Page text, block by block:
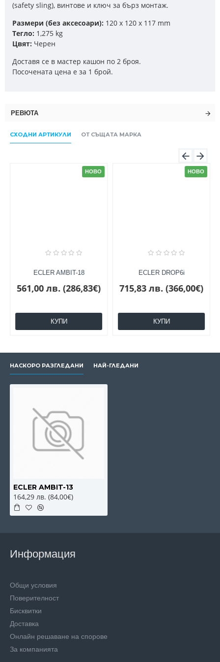
(safety sling), винтове и ключ за бърз монтаж.
Размери (без аксесоари): 120 x 120 x 117 mm
Тегло: 1,275 kg
Цвят: Черен
Доставя се в мастер кашон по 2 броя.
Посочената цена е за 1 брой.
РЕВЮТА
СХОДНИ АРТИКУЛИ ОТ СЪЩАТА МАРКА
НОВО
ECLER AMBIT-18
561,00 лв. (286,83€)
КУПИ
НОВО
ECLER DROP6i
715,83 лв. (366,00€)
КУПИ
НАСКОРО РАЗГЛЕДАНИ НАЙ-ГЛЕДАНИ
ECLER AMBIT-13
164,29 лв. (84,00€)
Информация
Общи условия
Поверителност
Бисквитки
Доставка
Онлайн решаване на спорове
За компанията